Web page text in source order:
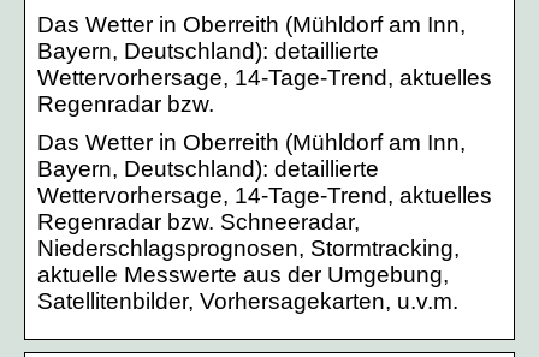
Das Wetter in Oberreith (Mühldorf am Inn,
Bayern, Deutschland): detaillierte
Wettervorhersage, 14-Tage-Trend, aktuelles
Regenradar bzw.
Das Wetter in Oberreith (Mühldorf am Inn,
Bayern, Deutschland): detaillierte
Wettervorhersage, 14-Tage-Trend, aktuelles
Regenradar bzw. Schneeradar,
Niederschlagsprognosen, Stormtracking,
aktuelle Messwerte aus der Umgebung,
Satellitenbilder, Vorhersagekarten, u.v.m.